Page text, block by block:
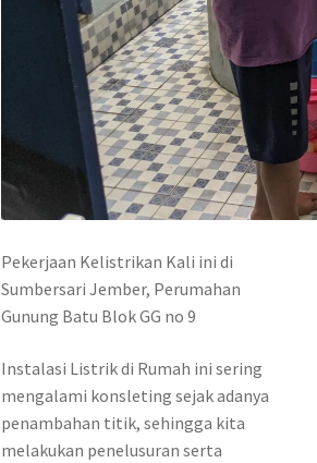
Pekerjaan Kelistrikan Kali ini di
Sumbersari Jember, Perumahan
Gunung Batu Blok GG no 9
Instalasi Listrik di Rumah ini sering
mengalami konsleting sejak adanya
penambahan titik, sehingga kita
melakukan penelusuran serta